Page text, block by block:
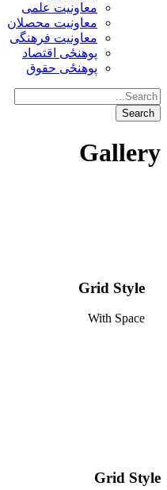
معاونیت علمی
معاونیت محصلان
معاونیت فرهنگی
پوهنځی اقتصاد
پوهنځی حقوق
Gallery
Grid Style
With Space
Grid Style